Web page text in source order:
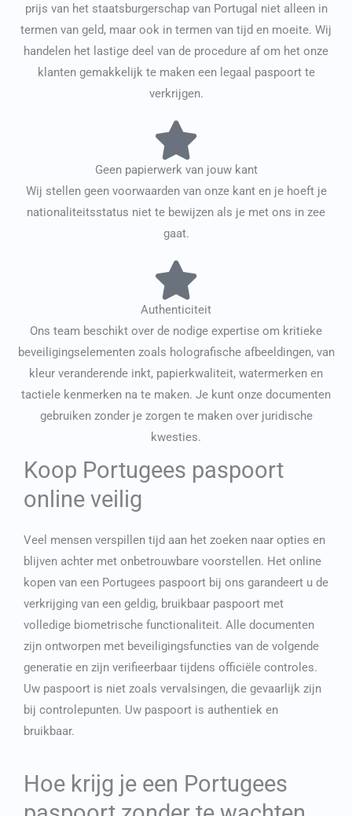
prijs van het staatsburgerschap van Portugal niet alleen in
termen van geld, maar ook in termen van tijd en moeite. Wij
handelen het lastige deel van de procedure af om het onze
klanten gemakkelijk te maken een legaal paspoort te
verkrijgen.
Geen papierwerk van jouw kant
Wij stellen geen voorwaarden van onze kant en je hoeft je
nationaliteitsstatus niet te bewijzen als je met ons in zee
gaat.
Authenticiteit
Ons team beschikt over de nodige expertise om kritieke
beveiligingselementen zoals holografische afbeeldingen, van
kleur veranderende inkt, papierkwaliteit, watermerken en
tactiele kenmerken na te maken. Je kunt onze documenten
gebruiken zonder je zorgen te maken over juridische
kwesties.
Koop Portugees paspoort
online veilig
Veel mensen verspillen tijd aan het zoeken naar opties en
blijven achter met onbetrouwbare voorstellen. Het online
kopen van een Portugees paspoort bij ons garandeert u de
verkrijging van een geldig, bruikbaar paspoort met
volledige biometrische functionaliteit. Alle documenten
zijn ontworpen met beveiligingsfuncties van de volgende
generatie en zijn verifieerbaar tijdens officiële controles.
Uw paspoort is niet zoals vervalsingen, die gevaarlijk zijn
bij controlepunten. Uw paspoort is authentiek en
bruikbaar.
Hoe krijg je een Portugees